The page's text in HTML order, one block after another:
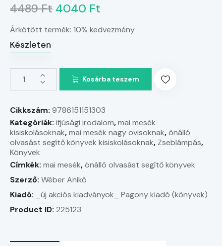
4489 Ft 4040 Ft
Árkötött termék: 10% kedvezmény
Készleten
Kosárba teszem
Cikkszám: 9786151151303
Kategóriák: ifjúsági irodalom,mai mesék
kisiskolásoknak,mai mesék nagy ovisoknak,önálló
olvasást segítő könyvek kisiskolásoknak, Zseblámpás,
Könyvek
Címkék: mai mesék,önálló olvasást segítő könyvek
Szerző: Wéber Anikó
Kiadó:
_új akciós kiadványok_ Pagony kiadó (könyvek)
Product ID: 225123